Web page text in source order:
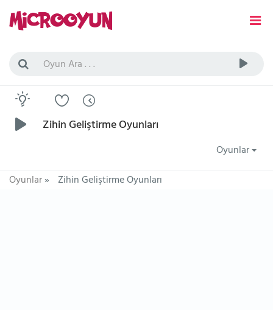
Zihin Geliştirme Oyunları
Oyunlar
Oyunlar» Zihin Geliştirme Oyunları